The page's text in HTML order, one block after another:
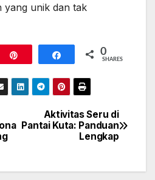
yang unik dan tak
Share 0
SHARES
Aktivitas Seru di
Pantai Kuta: Panduan
Lengkap